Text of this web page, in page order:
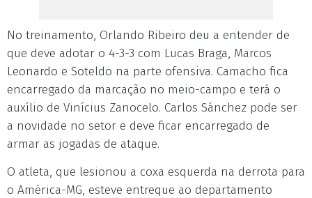
No treinamento, Orlando Ribeiro deu a entender de
que deve adotar o 4-3-3 com Lucas Braga, Marcos
Leonardo e Soteldo na parte ofensiva. Camacho fica
encarregado da marcação no meio-campo e terá o
auxílio de Vinícius Zanocelo. Carlos Sánchez pode ser
a novidade no setor e deve ficar encarregado de
armar as jogadas de ataque.
O atleta, que lesionou a coxa esquerda na derrota para
o América-MG, esteve entreque ao departamento